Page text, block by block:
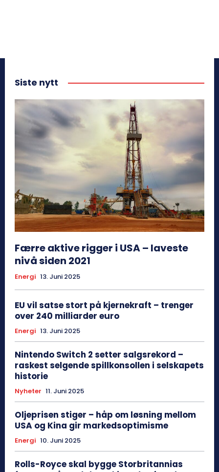
Siste nytt
Færre aktive rigger i USA – laveste
nivå siden 2021
Energi 13. Juni 2025
EU vil satse stort på kjernekraft – trenger
over 240 milliarder euro
Energi 13. Juni 2025
Nintendo Switch 2 setter salgsrekord –
raskest selgende spillkonsollen i selskapets
historie
Nyheter 11. Juni 2025
Oljeprisen stiger – håp om løsning mellom
USA og Kina gir markedsoptimisme
Energi 10. Juni 2025
Rolls-Royce skal bygge Storbritannias